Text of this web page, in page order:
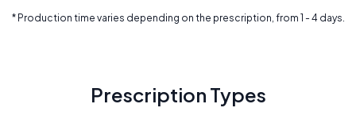
* Production time varies depending on the prescription, from 1 - 4 days.
Prescription Types